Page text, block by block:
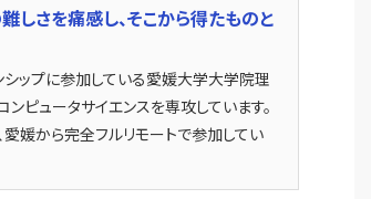
しさを痛感し、そこから得たものと
ップに参加している愛媛大学大学院理
ピュータサイエンスを専攻しています。
媛から完全フルリモートで参加してい